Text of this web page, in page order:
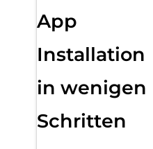
App
Installation
in wenigen
Schritten